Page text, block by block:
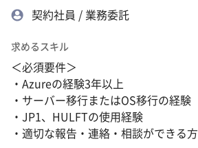
契約社員 / 業務委託
求めるスキル
＜必須要件＞
・Azureの経験3年以上
・サーバー移行またはOS移行の経験
・JP1、HULFTの使用経験
・適切な報告・連絡・相談ができる方